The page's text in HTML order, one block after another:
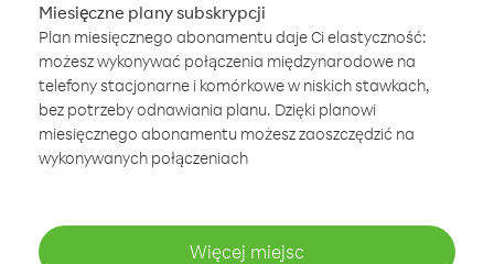
Miesięczne plany subskrypcji
Plan miesięcznego abonamentu daje Ci elastyczność:
możesz wykonywać połączenia międzynarodowe na
telefony stacjonarne i komórkowe w niskich stawkach,
bez potrzeby odnawiania planu. Dzięki planowi
miesięcznego abonamentu możesz zaoszczędzić na
wykonywanych połączeniach
Więcej miejsc